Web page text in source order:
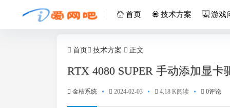
首页 技术方案 游戏
首页 技术方案 正文
RTX 4080 SUPER 手动添加显卡
金桔系统 2024-02-03 4.18 K阅读 0评论